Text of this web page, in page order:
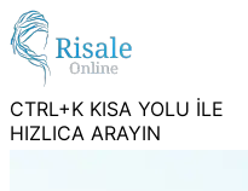
CTRL+K KISA YOLU İLE
HIZLICA ARAYIN